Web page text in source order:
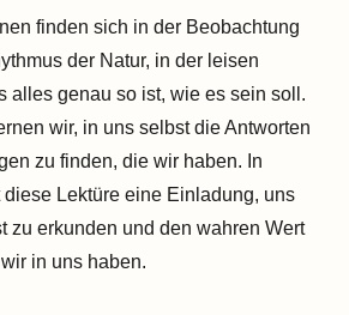
finden sich in der Beobachtung
der Natur, in der leisen
alles genau so ist, wie es sein soll.
wir, in uns selbst die Antworten
zu finden, die wir haben. In
Lektüre eine Einladung, uns
zu erkunden und den wahren Wert
in uns haben.